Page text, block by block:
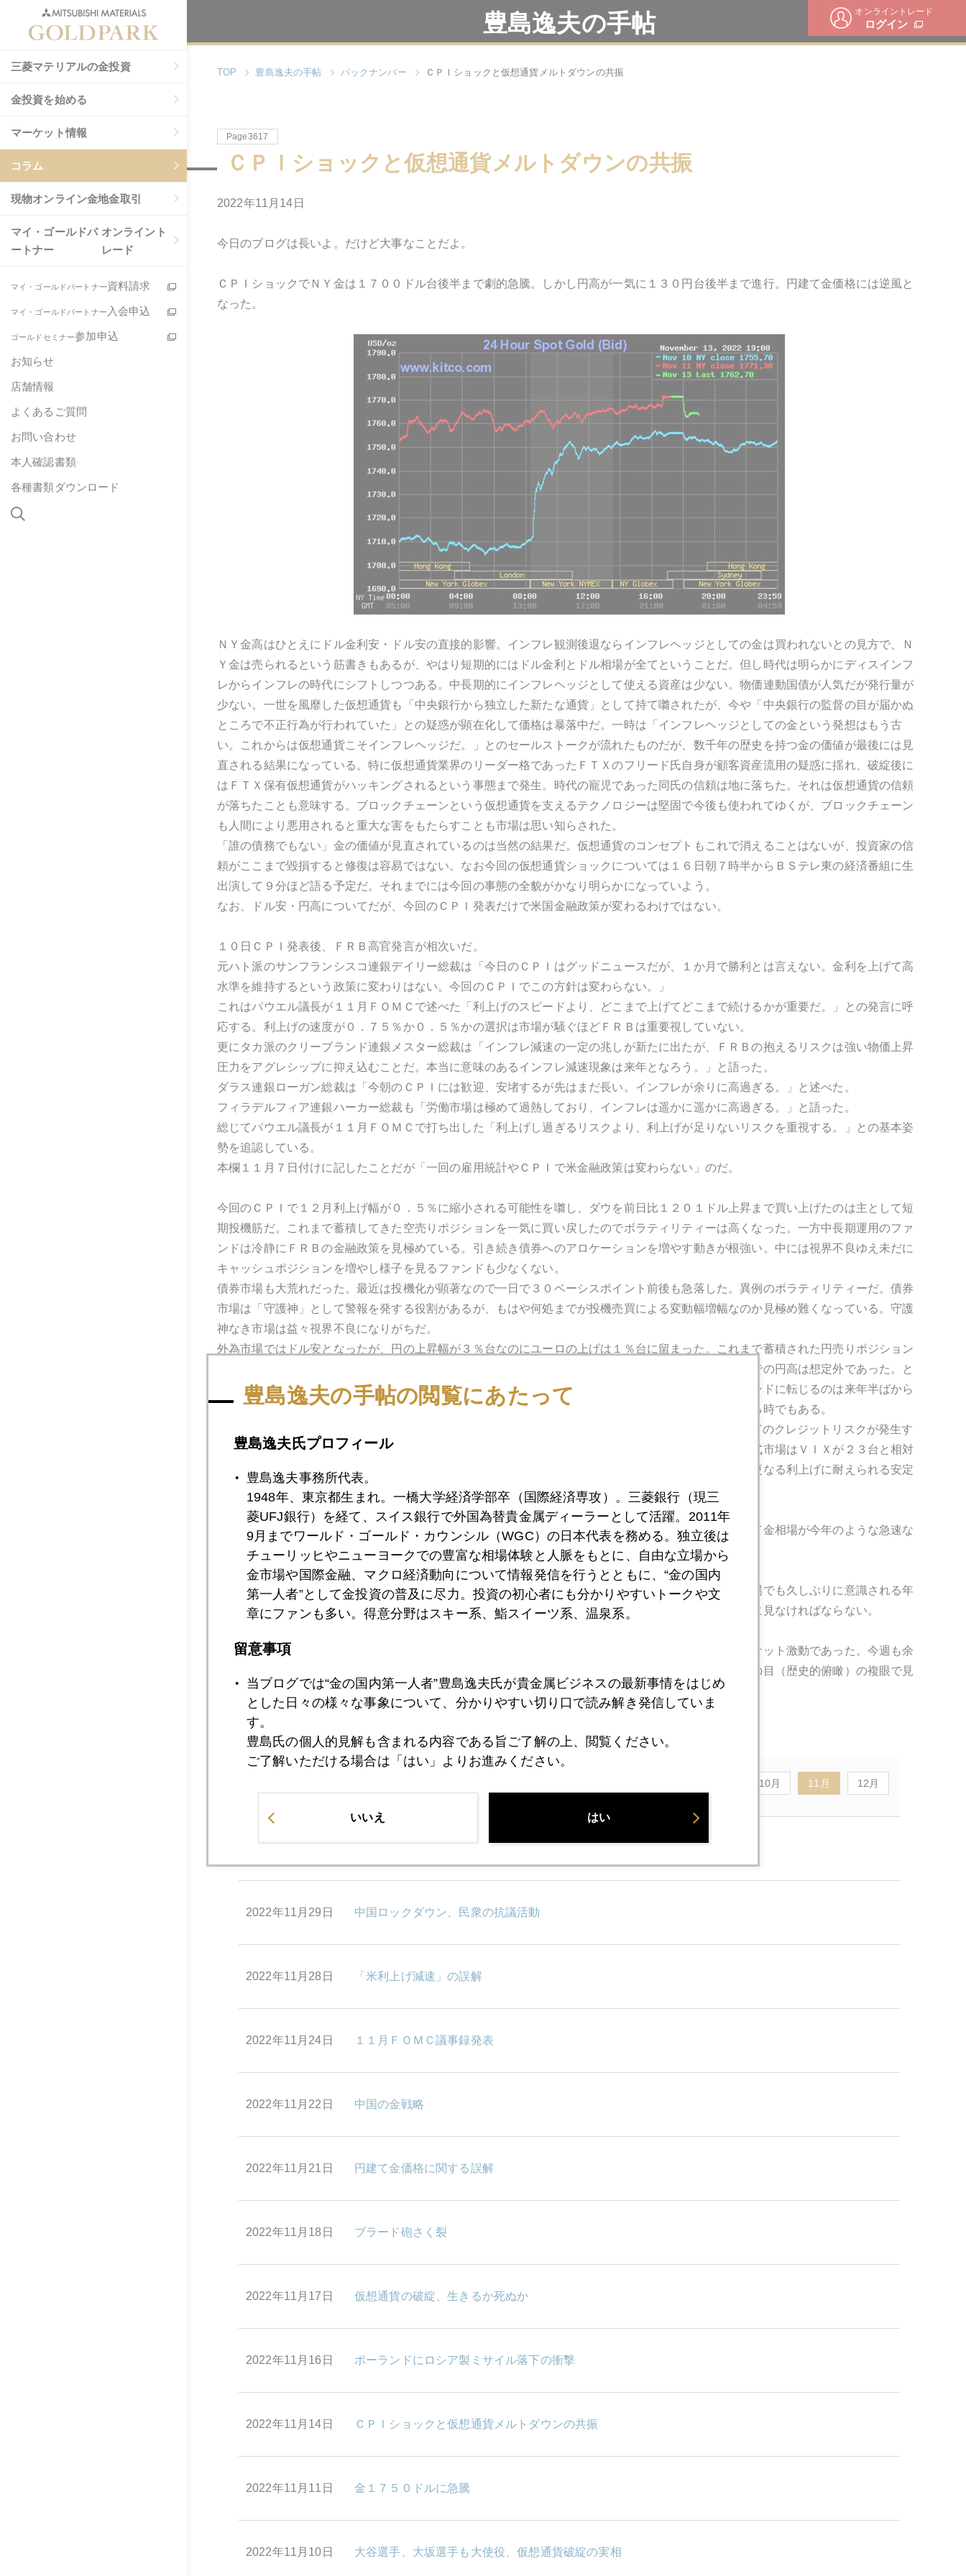
オンライントレード
ログイン
三菱マテリアルの金投資
金投資を始める
マーケット情報
コラム
現物オンライン金地金取引
マイ・ゴールドパ
ートナー
オンライント
レード
マイ・ゴールドパートナー資料請求
マイ・ゴールドパートナー 入会申込
ゴールドセミナー参加申込
お知らせ
店舗情報
よくあるご質問
お問い合わせ
本人確認書類
各種書類ダウンロード
豊島逸夫の手帖
TOP 豊島逸夫の手帖 バックナンバー ＣＰＩショックと仮想通貨メルトダウンの共振
Page3617
ＣＰＩショックと仮想通貨メルトダウンの共振
2022年11月14日
今日のブログは長いよ。だけど大事なことだよ。
ＣＰＩショックでＮＹ金は１７００ドル台後半まで劇的急騰。しかし円高が一気に１３０円台後半まで進行。円建て金価格には逆風と
なった。
ＮＹ金高はひとえにドル金利安・ドル安の直接的影響。インフレ観測後退ならインフレヘッジとしての金は買われないとの見方で、Ｎ
Ｙ金は売られるという筋書きもあるが、やはり短期的にはドル金利とドル相場が全てということだ。但し時代は明らかにディスインフ
レからインフレの時代にシフトしつつある。中長期的にインフレヘッジとして使える資産は少ない。物価連動国債が人気だが発行量が
少ない。一世を風靡した仮想通貨も「中央銀行から独立した新たな通貨」として持て囃されたが、今や「中央銀行の監督の目が届かぬ
ところで不正行為が行われていた」との疑惑が顕在化して価格は暴落中だ。一時は「インフレヘッジとしての金という発想はもう古
い。これからは仮想通貨こそインフレヘッジだ。」とのセールストークが流れたものだが、数千年の歴史を持つ金の価値が最後には見
直される結果になっている。特に仮想通貨業界のリーダー格であったＦＴＸのフリード氏自身が顧客資産流用の疑惑に揺れ、破綻後に
はＦＴＸ保有仮想通貨がハッキングされるという事態まで発生。時代の寵児であった同氏の信頼は地に落ちた。それは仮想通貨の信頼
が落ちたことも意味する。ブロックチェーンという仮想通貨を支えるテクノロジーは堅固で今後も使われてゆくが、ブロックチェーン
も人間により悪用されると重大な害をもたらすことも市場は思い知らされた。
「誰の債務でもない」金の価値が見直されているのは当然の結果だ。仮想通貨のコンセプトもこれで消えることはないが、投資家の信
頼がここまで毀損すると修復は容易ではない。なお今回の仮想通貨ショックについては１６日朝７時半からＢＳテレ東の経済番組に生
出演して９分ほど語る予定だ。それまでには今回の事態の全貌がかなり明らかになっていよう。
なお、ドル安・円高についてだが、今回のＣＰＩ発表だけで米国金融政策が変わるわけではない。
１０日ＣＰＩ発表後、ＦＲＢ高官発言が相次いだ。
元ハト派のサンフランシスコ連銀デイリー総裁は「今日のＣＰＩはグッドニュースだが、１か月で勝利とは言えない。金利を上げて高
水準を維持するという政策に変わりはない。今回のＣＰＩでこの方針は変わらない。」
これはパウエル議長が１１月ＦＯＭＣで述べた「利上げのスピードより、どこまで上げてどこまで続けるかが重要だ。」との発言に呼
応する。利上げの速度が０．７５％か０．５％かの選択は市場が騒ぐほどＦＲＢは重要視していない。
更にタカ派のクリーブランド連銀メスター総裁は「インフレ減速の一定の兆しが新たに出たが、ＦＲＢの抱えるリスクは強い物価上昇
圧力をアグレシッブに抑え込むことだ。本当に意味のあるインフレ減速現象は来年となろう。」と語った。
ダラス連銀ローガン総裁は「今朝のＣＰＩには歓迎、安堵するが先はまだ長い。インフレが余りに高過ぎる。」と述べた。
フィラデルフィア連銀ハーカー総裁も「労働市場は極めて過熱しており、インフレは遥かに遥かに高過ぎる。」と語った。
総じてパウエル議長が１１月ＦＯＭＣで打ち出した「利上げし過ぎるリスクより、利上げが足りないリスクを重視する。」との基本姿
勢を追認している。
本欄１１月７日付けに記したことだが「一回の雇用統計やＣＰＩで米金融政策は変わらない」のだ。
今回のＣＰＩで１２月利上げ幅が０．５％に縮小される可能性を囃し、ダウを前日比１２０１ドル上昇まで買い上げたのは主として短
期投機筋だ。これまで蓄積してきた空売りポジションを一気に買い戻したのでボラティリティーは高くなった。一方中長期運用のファ
ンドは冷静にＦＲＢの金融政策を見極めている。引き続き債券へのアロケーションを増やす動きが根強い。中には視界不良ゆえ未だに
キャッシュポジションを増やし様子を見るファンドも少なくない。
債券市場も大荒れだった。最近は投機化が顕著なので一日で３０ベーシスポイント前後も急落した。異例のボラティリティーだ。債券
市場は「守護神」として警報を発する役割があるが、もはや何処までが投機売買による変動幅増幅なのか見極め難くなっている。守護
神なき市場は益々視界不良になりがちだ。
外為市場ではドル安となったが、円の上昇幅が３％台なのにユーロの上げは１％台に留まった。これまで蓄積された円売りポジション
の大きさを想起させる。１４０円前後までの調整局面は想定内と言える。但し一気に１３０円台後半までの円高は想定外であった。と
は言えこれでドル高トレンドが変わったわけではないことをＦＲＢ高官発言が示している。ドル安トレンドに転じるのは来年半ばから
後半の話。米国が利上げ不況に突入する時だ。ＦＲＢが引き締めから緩和への政策転換を余儀なくされる時でもある。
なお、ＦＲＢは「市場の安定」も重要なミッションだ。ＱＴへの移行期に短期債券市場で流動性不足などのクレジットリスクが発生す
る兆しもある。イングランド銀行の如く時限措置として量的緩和再開も視野に入るであろう。対して株式市場はＶＩＸが２３台と相対
的に落ち着いた水準なので当面は静観できよう。しかしマーケットが株急騰を囃し、はしゃぎ過ぎると更なる利上げに耐えられる安定
性と理解される可能性もある。米国株式市場も株急騰、熱烈歓迎などの姿勢は自制した方が良かろう。
以上、総じて２０２３年のＮＹ金は上昇基調。今年ＮＹ金に弱気であった筆者も来年は強気。但し円建て金相場が今年のような急速な
円安で爆上げするシナリオは考え難い。
これまで売られ続けたＮＹ金の反動による買いのスピードが円安修正のスピードを上回ると見る。
なお、２０２３年には台湾有事や北朝鮮ミサイル問題、そしてロシアリスクなど地政学的リスクが金市場でも久しぶりに意識される年
となりそうだ。個人的にはそんな地政学的リスクが現実化して欲しくないけどね。しかしここは客観的に見なければならない。
さてさて、週末はセミの抜け殻状態で睡眠不足を補うかのような爆睡（笑）。それほどに稀にみるマーケット激動であった。今週も余
震には警戒。こういう時こそ虫の目（現場を見る目）だけではなく、魚の目（市場の潮流）、そして鳥の目（歴史的俯瞰）の複眼で見
ることが重要だよ。
10月 11月 12月
2022年11月29日 中国ロックダウン、民衆の抗議活動
2022年11月28日 「米利上げ減速」の誤解
2022年11月24日 １１月ＦＯＭＣ議事録発表
2022年11月22日 中国の金戦略
2022年11月21日 円建て金価格に関する誤解
2022年11月18日 ブラード砲さく裂
2022年11月17日 仮想通貨の破綻、生きるか死ぬか
2022年11月16日 ポーランドにロシア製ミサイル落下の衝撃
2022年11月14日 ＣＰＩショックと仮想通貨メルトダウンの共振
2022年11月11日 金１７５０ドルに急騰
2022年11月10日 大谷選手、大坂選手も大使役、仮想通貨破綻の実相
豊島逸夫の手帖の閲覧にあたって
豊島逸夫氏プロフィール
豊島逸夫事務所代表。
1948年、東京都生まれ。一橋大学経済学部卒（国際経済専攻）。三菱銀行（現三
菱UFJ銀行）を経て、スイス銀行で外国為替貴金属ディーラーとして活躍。2011年
9月までワールド・ゴールド・カウンシル（WGC）の日本代表を務める。独立後は
チューリッヒやニューヨークでの豊富な相場体験と人脈をもとに、自由な立場から
金市場や国際金融、マクロ経済動向について情報発信を行うとともに、“金の国内
第一人者”として金投資の普及に尽力。投資の初心者にも分かりやすいトークや文
章にファンも多い。得意分野はスキー系、鮨スイーツ系、温泉系。
留意事項
当ブログでは“金の国内第一人者”豊島逸夫氏が貴金属ビジネスの最新事情をはじめ
とした日々の様々な事象について、分かりやすい切り口で読み解き発信していま
す。
豊島氏の個人的見解も含まれる内容である旨ご了解の上、閲覧ください。
ご了解いただける場合は「はい」よりお進みください。
いいえ はい